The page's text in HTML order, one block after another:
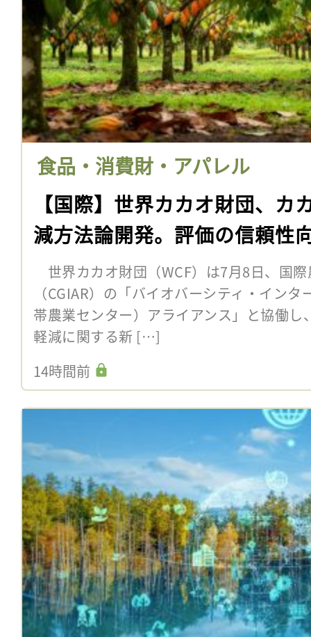
食品・消費財・アパレル
【国際】世界カカオ財団、カ
減方法論開発。評価の信頼性
世界カカオ財団（WCF）は7月8日、国
（CGIAR）の「バイオバーシティ・イン
帯農業センター）アライアンス」と協働
軽減に関する新 […]
14時間前